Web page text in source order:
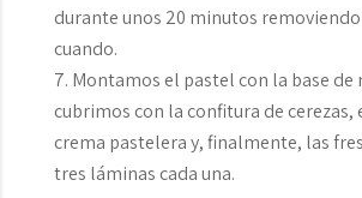
durante unos 20 minutos removiendo
cuando.
Montamos el pastel con la base de
cubrimos con la confitura de cerezas,
crema pastelera y, finalmente, las
tres láminas cada una.